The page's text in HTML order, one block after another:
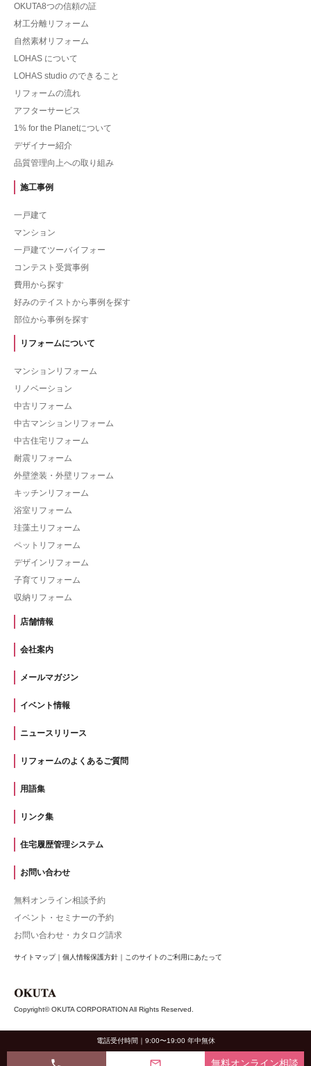
OKUTA8つの信頼の証
材工分離リフォーム
自然素材リフォーム
LOHAS について
LOHAS studio のできること
リフォームの流れ
アフターサービス
1% for the Planetについて
デザイナー紹介
品質管理向上への取り組み
施工事例
一戸建て
マンション
一戸建てツーバイフォー
コンテスト受賞事例
費用から探す
好みのテイストから事例を探す
部位から事例を探す
リフォームについて
マンションリフォーム
リノベーション
中古リフォーム
中古マンションリフォーム
中古住宅リフォーム
耐震リフォーム
外壁塗装・外壁リフォーム
キッチンリフォーム
浴室リフォーム
珪藻土リフォーム
ペットリフォーム
デザインリフォーム
子育てリフォーム
収納リフォーム
店舗情報
会社案内
メールマガジン
イベント情報
ニュースリリース
リフォームのよくあるご質問
用語集
リンク集
住宅履歴管理システム
お問い合わせ
無料オンライン相談予約
イベント・セミナーの予約
お問い合わせ・カタログ請求
サイトマップ｜ 個人情報保護方針 ｜ このサイトのご利用にあたって
Copyright© OKUTA CORPORATION All Rights Reserved.
電話受付時間｜9:00〜19:00 年中無休
無料オンライン相談